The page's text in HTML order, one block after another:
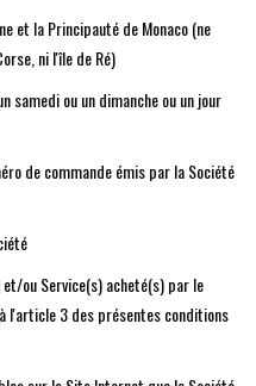
et la Principauté de Monaco (ne
ni l'île de Ré)
samedi ou un dimanche ou un jour
de commande émis par la Société
ou Service(s) acheté(s) par le
l'article 3 des présentes conditions